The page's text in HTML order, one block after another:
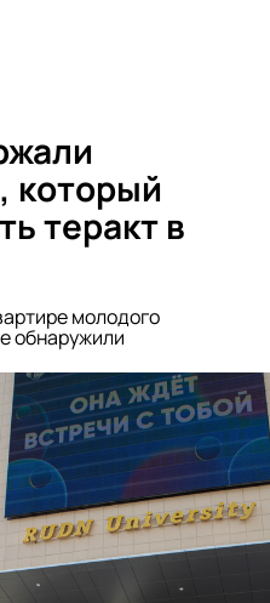
который
теракт в
молодого
обнаружили